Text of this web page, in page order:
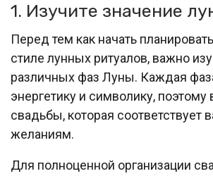
1. Изучите значение
Перед тем как начать
стиле лунных ритуалов, важно
различных фаз Луны. Каждая
энергетику и символику, поэтому
свадьбы, которая соответствует
желаниям.
Для полноценной организации